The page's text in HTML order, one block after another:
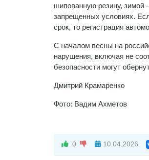
шипованную резину,
запрещенных условиях.
срок, то регистрация
С началом весны на
нарушения, включая не
безопасности могут
Дмитрий Крамаренко
Фото: Вадим Ахметов
0 10.04.2026